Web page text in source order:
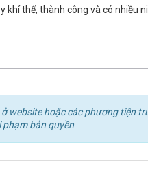
thế, thành công và có nhiều
ở website hoặc các phương tiện
bản quyền